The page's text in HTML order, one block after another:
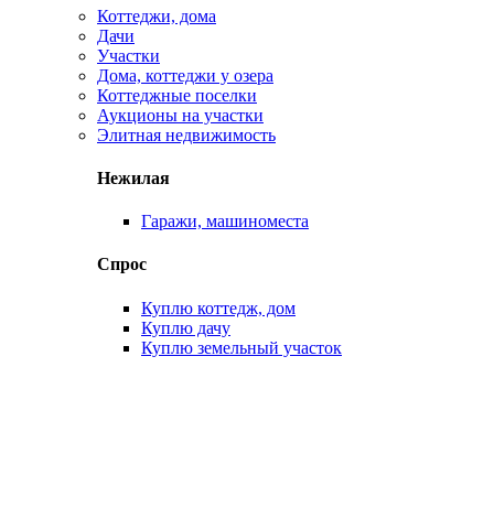
Коттеджи, дома
Дачи
Участки
Дома, коттеджи у озера
Коттеджные поселки
Аукционы на участки
Элитная недвижимость
Нежилая
Гаражи, машиноместа
Спрос
Куплю коттедж, дом
Куплю дачу
Куплю земельный участок